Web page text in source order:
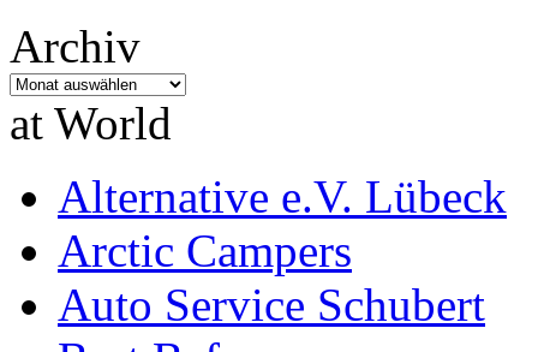
Archiv
Archiv
at World
Alternative e.V. Lübeck
Arctic Campers
Auto Service Schubert